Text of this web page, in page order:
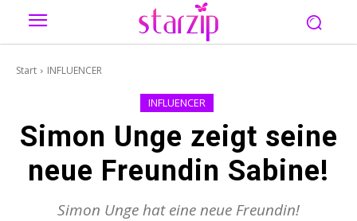
Start INFLUENCER
INFLUENCER
Simon Unge zeigt seine
neue Freundin Sabine!
Simon Unge hat eine neue Freundin!